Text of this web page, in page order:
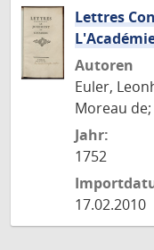
Lettres
Autoren
Euler,
Moreau
Jahr:
1752
17.02.2010